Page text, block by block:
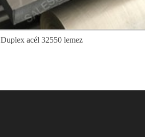
Duplex acél 32550 lemez